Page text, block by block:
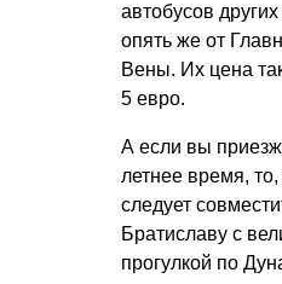
автобусов
опять же от
Вены. Их цена
5 евро.
А если вы
летнее время,
следует
Братиславу с
прогулкой по